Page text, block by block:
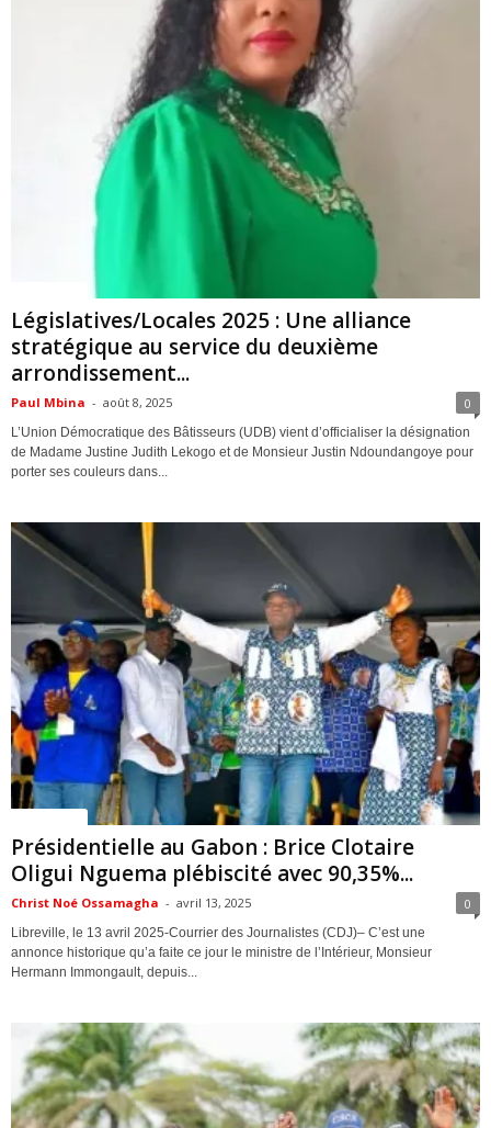
Législatives/Locales 2025 : Une alliance
stratégique au service du deuxième
arrondissement...
Paul Mbina - août 8, 2025 0
L’Union Démocratique des Bâtisseurs (UDB) vient d’officialiser la désignation
de Madame Justine Judith Lekogo et de Monsieur Justin Ndoundangoye pour
porter ses couleurs dans...
Présidentielle au Gabon : Brice Clotaire
Oligui Nguema plébiscité avec 90,35%...
Christ Noé Ossamagha - avril 13, 2025 0
Libreville, le 13 avril 2025-Courrier des Journalistes (CDJ)– C’est une
annonce historique qu’a faite ce jour le ministre de l’Intérieur, Monsieur
Hermann Immongault, depuis...